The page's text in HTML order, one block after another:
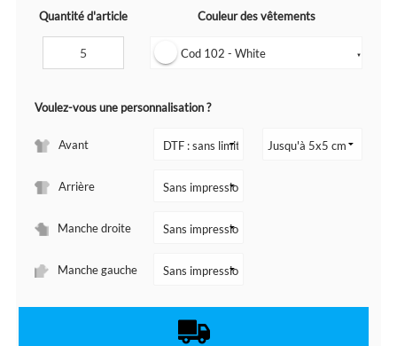
Quantité d'article Couleur des vêtements
Cod 102 - White ▼
Voulez-vous une personnalisation ?
Avant
Arrière
Manche droite
Manche gauche